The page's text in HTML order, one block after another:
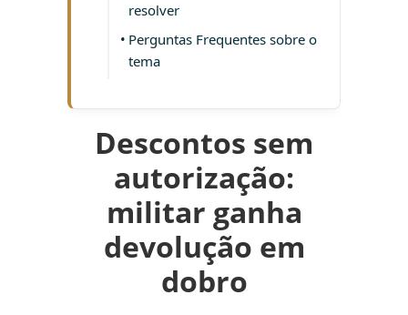
resolver
Perguntas Frequentes sobre o
tema
Descontos sem
autorização:
militar ganha
devolução em
dobro